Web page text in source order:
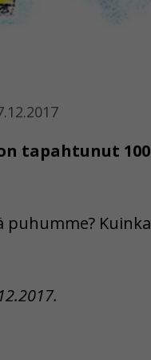
tapahtunut 100
puhumme? Kuinka